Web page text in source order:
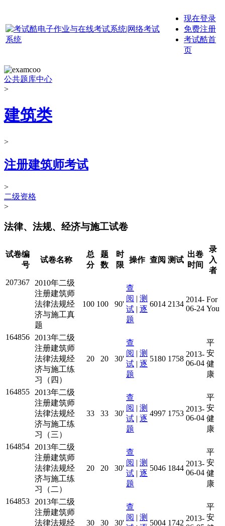
现在登录
免费注册
考试酷首
页
公共题库中心
>
建筑类
>
注册建筑师考试
>
二级资格
>
法律、法规、经济与施工试卷
试卷编
号
试卷名称
总
分
题
数
时
限
操作 查阅 测试
出卷
时间
录
入
者
207367
2010年二级
注册建筑师
法律法规经
济与施工真
题
100 100 90'
查
阅 | 测
试 | 逐
题
6014 2134
2014-
06-24
For
You
164856
2013年二级
注册建筑师
法律法规经
济与施工练
习（四）
20 20 30'
查
阅 | 测
试 | 逐
题
5180 1758
2013-
06-04
平
安
健
康
164855
2013年二级
注册建筑师
法律法规经
济与施工练
习（三）
33 33 30'
查
阅 | 测
试 | 逐
题
4997 1753
2013-
06-04
平
安
健
康
164854
2013年二级
注册建筑师
法律法规经
济与施工练
习（二）
20 20 30'
查
阅 | 测
试 | 逐
题
5046 1844
2013-
06-04
平
安
健
康
164853
2013年二级
注册建筑师
法律法规经
30 30 30'
查
阅 | 测
5004 1742
2013-
平
安